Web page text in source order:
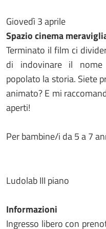
Giovedì 3 aprile
Spazio cinema
Terminato il film ci
di indovinare il nome
popolato la storia. Siete
animato? E mi
aperti!
Per bambine/i da 5 a 7
Ludolab III piano
Informazioni
Ingresso libero con